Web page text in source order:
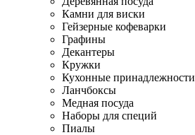
Камни для виски
Гейзерные кофеварки
Графины
Декантеры
Кружки
Кухонные принадлежности
Ланчбоксы
Медная посуда
Наборы для специй
Пиалы